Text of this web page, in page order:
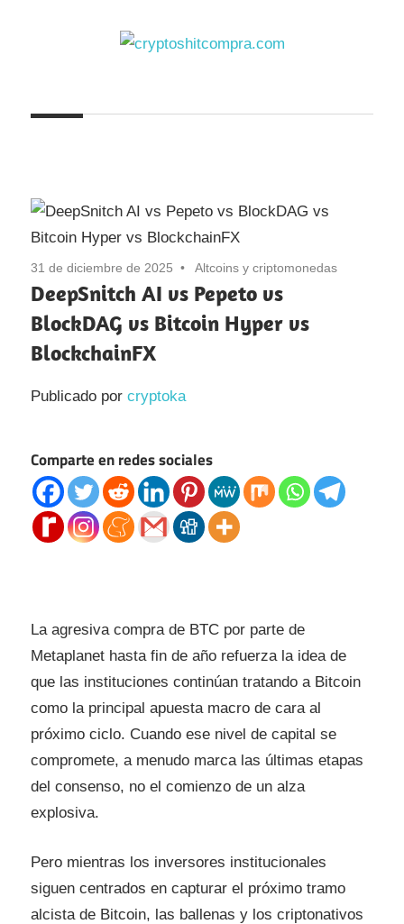
31 de diciembre de 2025 Altcoins y criptomonedas
DeepSnitch AI vs Pepeto vs
BlockDAG vs Bitcoin Hyper vs
BlockchainFX
Publicado por cryptoka
Comparte en redes sociales
La agresiva compra de BTC por parte de
Metaplanet hasta fin de año refuerza la idea de
que las instituciones continúan tratando a Bitcoin
como la principal apuesta macro de cara al
próximo ciclo. Cuando ese nivel de capital se
compromete, a menudo marca las últimas etapas
del consenso, no el comienzo de un alza
explosiva.
Pero mientras los inversores institucionales
siguen centrados en capturar el próximo tramo
alcista de Bitcoin, las ballenas y los criptonativos